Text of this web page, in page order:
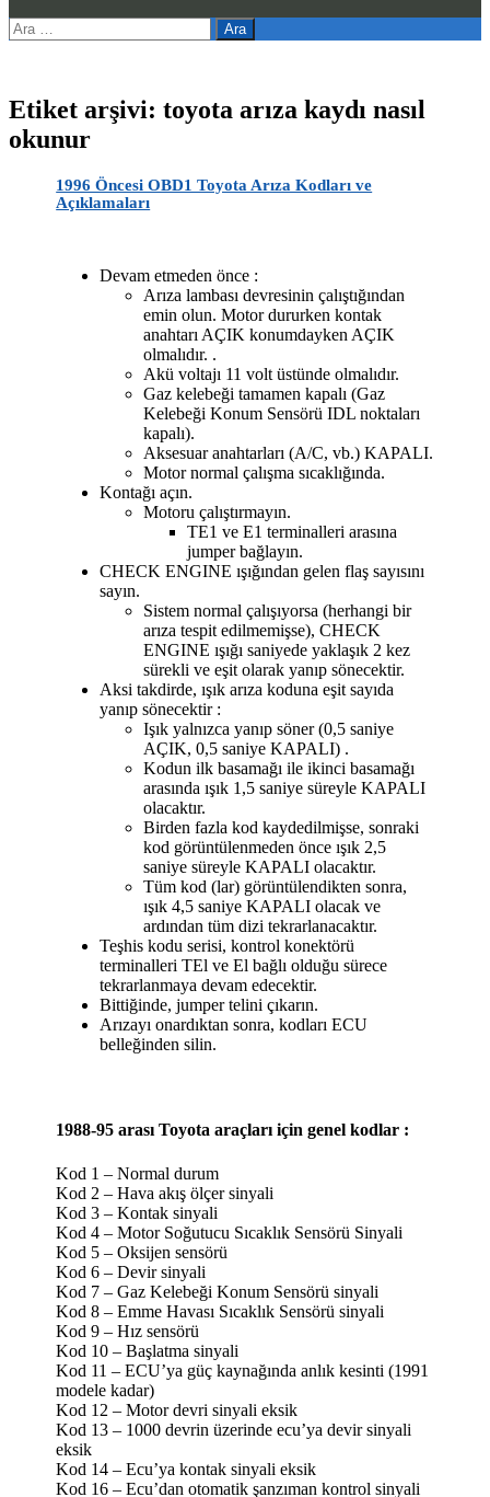
Arama:
Etiket arşivi: toyota arıza kaydı nasıl
okunur
1996 Öncesi OBD1 Toyota Arıza Kodları ve
Açıklamaları
Devam etmeden önce :
Arıza lambası devresinin çalıştığından
emin olun.Motor dururken kontak
anahtarı AÇIK konumdayken AÇIK
olmalıdır. .
Akü voltajı 11 volt üstünde olmalıdır.
Gaz kelebeği tamamen kapalı (Gaz
Kelebeği Konum Sensörü IDL noktaları
kapalı).
Aksesuar anahtarları (A/C, vb.) KAPALI.
Motor normal çalışma sıcaklığında.
Kontağı açın.
Motoru çalıştırmayın.
TE1 ve E1 terminalleri arasına
jumper bağlayın.
CHECK ENGINE ışığından gelen flaş sayısını
sayın.
Sistem normal çalışıyorsa (herhangi bir
arıza tespit edilmemişse), CHECK
ENGINE ışığı saniyede yaklaşık 2 kez
sürekli ve eşit olarak yanıp sönecektir.
Aksi takdirde, ışık arıza koduna eşit sayıda
yanıp sönecektir :
Işık yalnızca yanıp söner (0,5 saniye
AÇIK, 0,5 saniye KAPALI) .
Kodun ilk basamağı ile ikinci basamağı
arasında ışık 1,5 saniye süreyle KAPALI
olacaktır.
Birden fazla kod kaydedilmişse, sonraki
kod görüntülenmeden önce ışık 2,5
saniye süreyle KAPALI olacaktır.
Tüm kod (lar) görüntülendikten sonra,
ışık 4,5 saniye KAPALI olacak ve
ardından tüm dizi tekrarlanacaktır.
Teşhis kodu serisi, kontrol konektörü
terminalleri TEl ve El bağlı olduğu sürece
tekrarlanmaya devam edecektir.
Bittiğinde, jumper telini çıkarın.
Arızayı onardıktan sonra, kodları ECU
belleğinden silin.
1988-95 arasıToyota araçları için genel kodlar :
Kod 1 – Normal durum
Kod 2 – Hava akış ölçer sinyali
Kod 3 – Kontak sinyali
Kod 4 –Motor Soğutucu Sıcaklık Sensörü Sinyali
Kod 5 – Oksijen sensörü
Kod 6 – Devir sinyali
Kod 7 –Gaz Kelebeği Konum Sensörü sinyali
Kod 8 –Emme Havası Sıcaklık Sensörü sinyali
Kod 9 – Hız sensörü
Kod 10 – Başlatma sinyali
Kod 11 –ECU’ya güç kaynağında anlık kesinti (1991
modele kadar)
Kod 12 –Motor devri sinyali eksik
Kod 13 – 1000 devrin üzerinde ecu’ya devir sinyali
eksik
Kod 14 –Ecu’ya kontak sinyali eksik
Kod 16 –Ecu’dan otomatik şanzıman kontrol sinyali